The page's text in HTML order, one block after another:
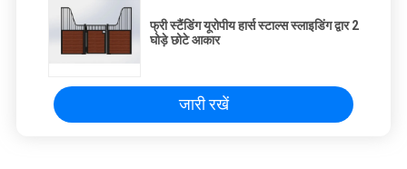
फ्री स्टैंडिंग यूरोपीय हार्स स्टाल्स स्लाइडिंग द्वार 2
घोड़े छोटे आकार
जारी रखें